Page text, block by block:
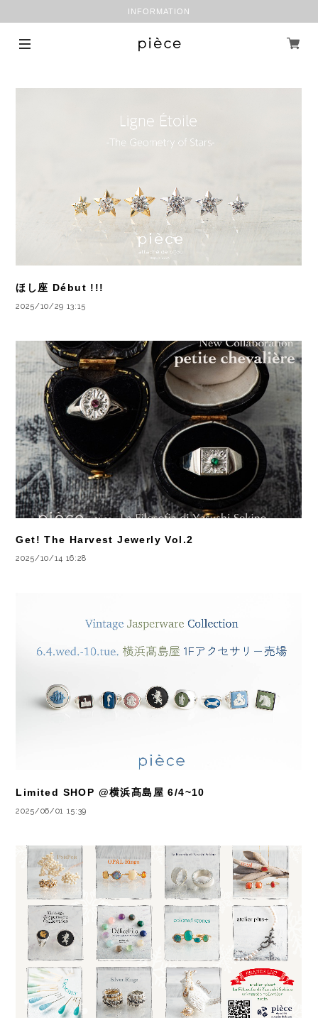
INFORMATION
ほし座 Début !!!
2025/10/29 13:15
Get! The Harvest Jewerly Vol.2
2025/10/14 16:28
Limited SHOP @横浜髙島屋 6/4~10
2025/06/01 15:39